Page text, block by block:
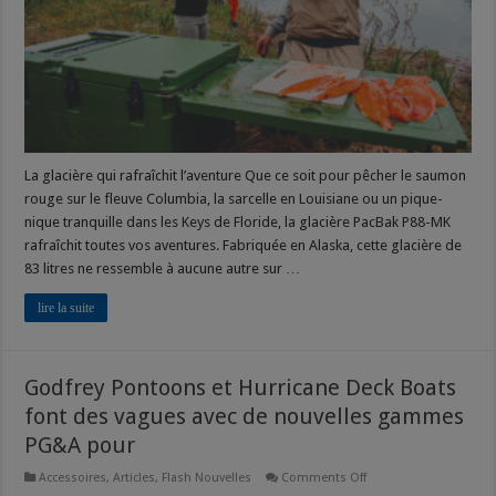
trouverez
dans
les
salons
nautiques
La glacière qui rafraîchit l’aventure Que ce soit pour pêcher le saumon
rouge sur le fleuve Columbia, la sarcelle en Louisiane ou un pique-
nique tranquille dans les Keys de Floride, la glacière PacBak P88-MK
rafraîchit toutes vos aventures. Fabriquée en Alaska, cette glacière de
83 litres ne ressemble à aucune autre sur …
lire la suite
Godfrey Pontoons et Hurricane Deck Boats
font des vagues avec de nouvelles gammes
PG&A pour
Accessoires,Articles, Flash Nouvelles Comments Offon